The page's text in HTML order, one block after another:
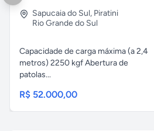
Sapucaia do Sul, Piratini
Rio Grande do Sul
Capacidade de carga máxima (a 2,4
metros) 2250 kgf Abertura de
patolas...
R$ 52.000,00